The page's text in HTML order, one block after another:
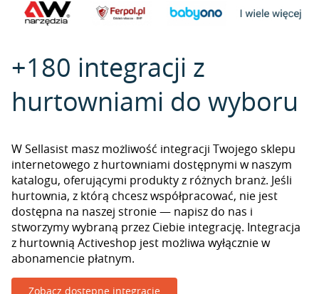
+180 integracji z
hurtowniami do wyboru
W Sellasist masz możliwość integracji Twojego sklepu
internetowego z hurtowniami dostępnymi w naszym
katalogu, oferującymi produkty z różnych branż. Jeśli
hurtownia, z którą chcesz współpracować, nie jest
dostępna na naszej stronie — napisz do nas i
stworzymy wybraną przez Ciebie integrację. Integracja
z hurtownią Activeshop jest możliwa wyłącznie w
abonamencie płatnym.
Zobacz dostępne integracje